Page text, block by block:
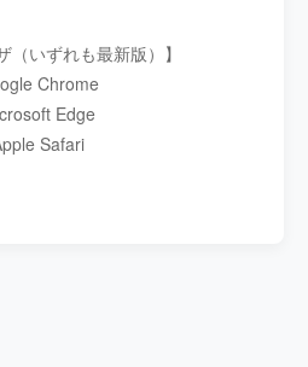
（いずれも最新版）】
Chrome
Edge
Safari